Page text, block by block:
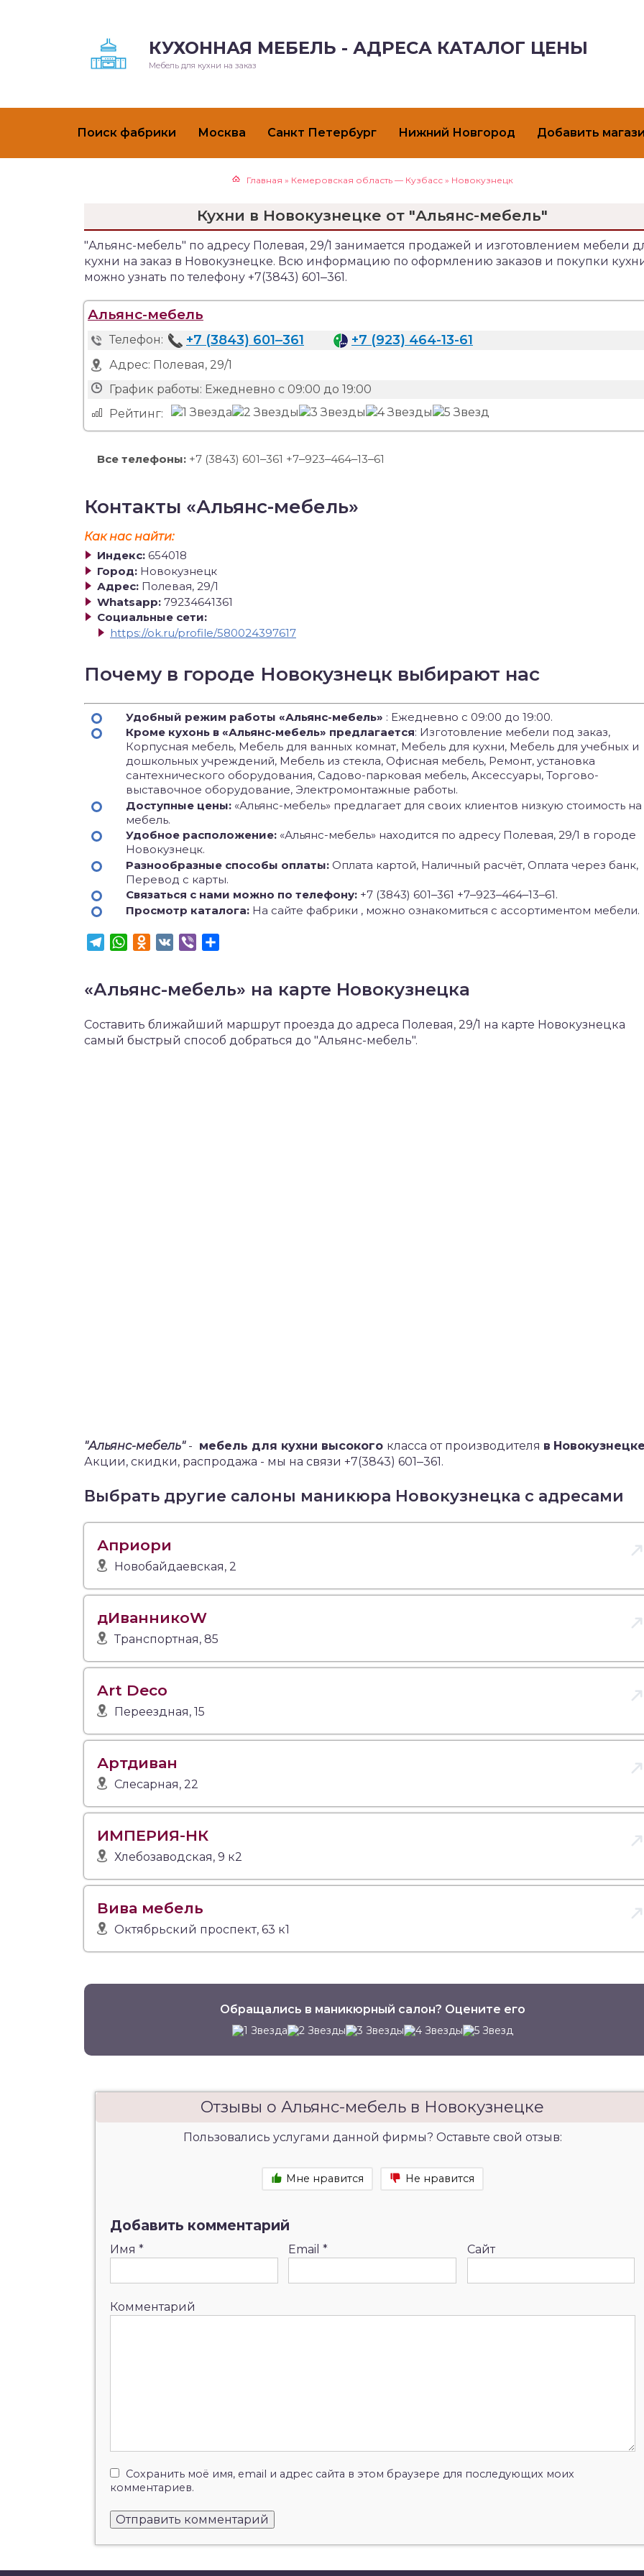
КУХОННАЯ МЕБЕЛЬ - АДРЕСА КАТАЛОГ ЦЕНЫ
Мебель для кухни на заказ
Поиск фабрики Москва Санкт Петербург Нижний Новгород Добавить
Главная » Кемеровская область — Кузбасс » Новокузнецк
Кухни в Новокузнецке от "Альянс-мебель"
"Альянс-мебель" по адресу Полевая, 29/1 занимается продажей и изготовлением мебели
кухни на заказ в Новокузнецке. Всю информацию по оформлению заказов и покупки
можно узнать по телефону +7(3843) 601‒361.
Альянс-мебель
Телефон: +7 (3843) 601‒361 +7 (923) 464-13-61
Адрес: Полевая, 29/1
График работы: Ежедневно с 09:00 до 19:00
Рейтинг:
Все телефоны: +7 (3843) 601‒361 +7‒923‒464‒13‒61
Контакты «Альянс-мебель»
Как нас найти:
Индекс: 654018
Город: Новокузнецк
Адрес: Полевая, 29/1
Whatsapp: 79234641361
Социальные сети:
https://ok.ru/profile/580024397617
Почему в городе Новокузнецк выбирают нас
Удобный режим работы «Альянс-мебель» : Ежедневно с 09:00 до 19:00.
Кроме кухонь в «Альянс-мебель» предлагается: Изготовление мебели под заказ,
Корпусная мебель, Мебель для ванных комнат, Мебель для кухни, Мебель для учебных и
дошкольных учреждений, Мебель из стекла, Офисная мебель, Ремонт, установка
сантехнического оборудования, Садово-парковая мебель, Аксессуары, Торгово-
выставочное оборудование, Электромонтажные работы.
Доступные цены: «Альянс-мебель» предлагает для своих клиентов низкую стоимость на
мебель.
Удобное расположение: «Альянс-мебель» находится по адресу Полевая, 29/1 в городе
Новокузнецк.
Разнообразные способы оплаты: Оплата картой, Наличный расчёт, Оплата через банк,
Перевод с карты.
Связаться с нами можно по телефону: +7 (3843) 601‒361 +7‒923‒464‒13‒61.
Просмотр каталога: На сайте фабрики , можно ознакомиться с ассортиментом мебели.
TelegramWhatsApp
Odnoklassniki
VK Viber
«Альянс-мебель» на карте Новокузнецка
Составить ближайший маршрут проезда до адреса Полевая, 29/1 на карте Новокузнецка
самый быстрый способ добраться до "Альянс-мебель".
"Альянс-мебель"- мебель для кухни высокого класса от производителя в
Акции, скидки, распродажа - мы на связи +7(3843) 601‒361.
Выбрать другие салоны маникюра Новокузнецка с адресами
Априори
Новобайдаевская, 2
дИванникоW
Транспортная, 85
Art Deco
Переездная, 15
Артдиван
Слесарная, 22
ИМПЕРИЯ-НК
Хлебозаводская, 9 к2
Вива мебель
Октябрьский проспект, 63 к1
Обращались в маникюрный салон? Оцените его
Отзывы о Альянс-мебель в Новокузнецке
Пользовались услугами данной фирмы? Оставьте свой отзыв:
Мне нравится Не нравится
Добавить комментарий
Имя * Email* Сайт
Комментарий
Сохранить моё имя, email и адрес сайта в этом браузере для последующих моих
комментариев.